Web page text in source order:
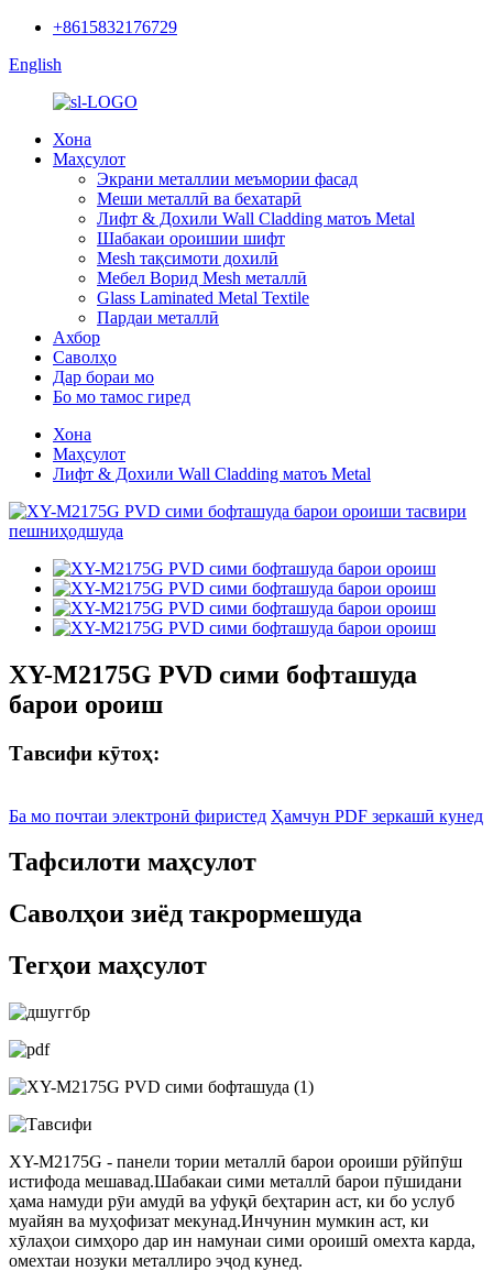
+8615832176729
English
Хона
Маҳсулот
Экрани металлии меъмории фасад
Меши металлӣ ва бехатарӣ
Лифт & Дохили Wall Cladding матоъ Metal
Шабакаи ороишии шифт
Mesh тақсимоти дохилӣ
Мебел Ворид Mesh металлӣ
Glass Laminated Metal Textile
Пардаи металлӣ
Ахбор
Саволҳо
Дар бораи мо
Бо мо тамос гиред
Хона
Маҳсулот
Лифт & Дохили Wall Cladding матоъ Metal
XY-M2175G PVD сими бофташуда
барои ороиш
Тавсифи кӯтоҳ:
Ба мо почтаи электронӣ фиристед Ҳамчун PDF зеркашӣ кунед
Тафсилоти маҳсулот
Саволҳои зиёд такрормешуда
Тегҳои маҳсулот
XY-M2175G - панели тории металлӣ барои ороиши рӯйпӯш
истифода мешавад.Шабакаи сими металлӣ барои пӯшидани
ҳама намуди рӯи амудӣ ва уфуқӣ беҳтарин аст, ки бо услуб
муайян ва муҳофизат мекунад.Инчунин мумкин аст, ки
хӯлаҳои симҳоро дар ин намунаи сими ороишӣ омехта карда,
омехтаи нозуки металлиро эҷод кунед.